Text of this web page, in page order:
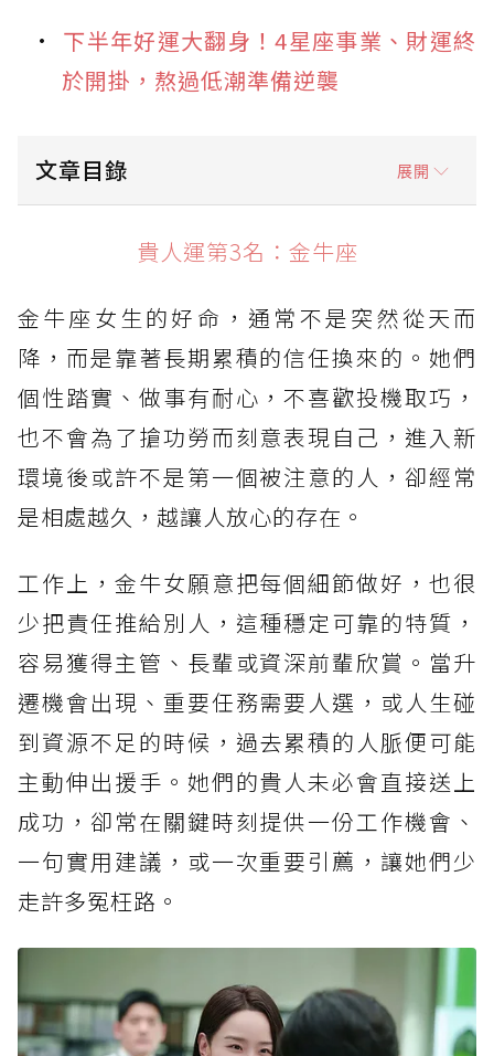
下半年好運大翻身！4星座事業、財運終
於開掛，熬過低潮準備逆襲
文章目錄 展開
貴人運第1名：天秤座
貴人運第3名：金牛座
金牛座女生的好命，通常不是突然從天而
降，而是靠著長期累積的信任換來的。她們
個性踏實、做事有耐心，不喜歡投機取巧，
也不會為了搶功勞而刻意表現自己，進入新
環境後或許不是第一個被注意的人，卻經常
是相處越久，越讓人放心的存在。
工作上，金牛女願意把每個細節做好，也很
少把責任推給別人，這種穩定可靠的特質，
容易獲得主管、長輩或資深前輩欣賞。當升
遷機會出現、重要任務需要人選，或人生碰
到資源不足的時候，過去累積的人脈便可能
主動伸出援手。她們的貴人未必會直接送上
成功，卻常在關鍵時刻提供一份工作機會、
一句實用建議，或一次重要引薦，讓她們少
走許多冤枉路。